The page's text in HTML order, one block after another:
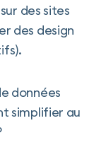
des sites
des design
données
simplifier au